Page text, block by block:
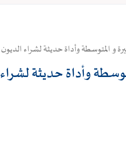
المتوسطة وأداة حديثة لشراء الديون
وأداة حديثة لشراء